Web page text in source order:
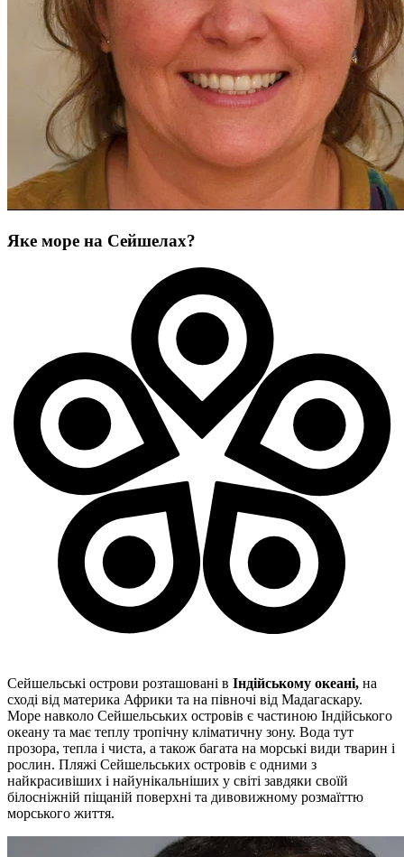
Яке море на Сейшелах?
Сейшельські острови розташовані в Індійському океані, на
сході від материка Африки та на півночі від Мадагаскару.
Море навколо Сейшельських островів є частиною Індійського
океану та має теплу тропічну кліматичну зону. Вода тут
прозора, тепла і чиста, а також багата на морські види тварин і
рослин. Пляжі Сейшельських островів є одними з
найкрасивіших і найунікальніших у світі завдяки своїй
білосніжній піщаній поверхні та дивовижному розмаїттю
морського життя.